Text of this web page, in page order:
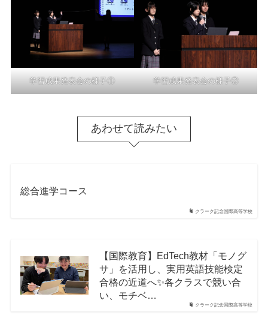
学習成果発表会の様子① 学習成果発表会の様子②
あわせて読みたい
クラーク記念国際高等学校
総合進学コース
クラーク記念国際高等学校
【国際教育】EdTech教材「モノグ
サ」を活用し、実用英語技能検定
合格の近道へ✨各クラスで競い合
い、モチベ…